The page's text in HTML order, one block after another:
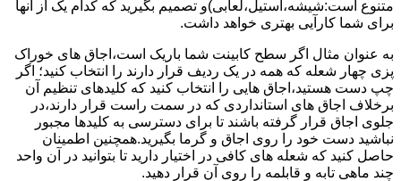
متنوع است:شیشه،استیل،لعابی)و تصمیم بگیرید که کدام یک از آنها
برای شما کارآیی بهتری خواهد داشت.
به عنوان مثال اگر سطح کابینت شما باریک است،اجاق های خوراک
پزی چهار شعله که همه در یک ردیف قرار دارند را انتخاب کنید؛ اگر
چپ دست هستید،اجاق هایی را انتخاب کنید که کلیدهای تنظیم آن
برخلاف اجاق های استانداردی که در سمت راست قرار دارند،در
جلوی اجاق قرار گرفته باشند تا برای دسترسی به کلیدها مجبور
نباشید دست خود را روی اجاق و گرما بگیرید.همچنین اطمینان
حاصل کنید که شعله های کافی در اختیار دارید تا بتوانید در آن واحد
چند ماهی تابه و قابلمه را روی آن قرار دهید.